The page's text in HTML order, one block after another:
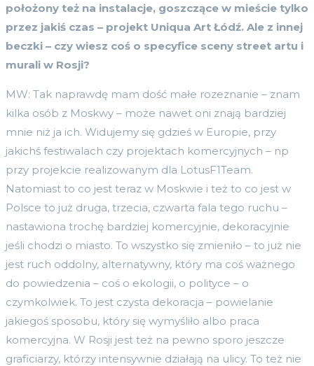
położony też na instalacje, goszczące w mieście tylko
przez jakiś czas – projekt Uniqua Art Łódź. Ale z innej
beczki – czy wiesz coś o specyfice sceny street artu i
murali w Rosji?
MW: Tak naprawdę mam dość małe rozeznanie – znam
kilka osób z Moskwy – może nawet oni znają bardziej
mnie niż ja ich. Widujemy się gdzieś w Europie, przy
jakichś festiwalach czy projektach komercyjnych – np
przy projekcie realizowanym dla LotusF1Team.
Natomiast to co jest teraz w Moskwie i też to co jest w
Polsce to już druga, trzecia, czwarta fala tego ruchu –
nastawiona trochę bardziej komercyjnie, dekoracyjnie
jeśli chodzi o miasto. To wszystko się zmieniło – to już nie
jest ruch oddolny, alternatywny, który ma coś ważnego
do powiedzenia – coś o ekologii, o polityce – o
czymkolwiek. To jest czysta dekoracja – powielanie
jakiegoś sposobu, który się wymyśliło albo praca
komercyjna. W Rosji jest też na pewno sporo jeszcze
graficiarzy, którzy intensywnie działają na ulicy. To też nie